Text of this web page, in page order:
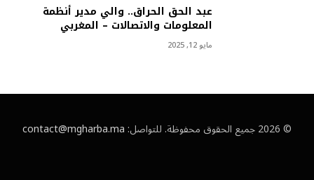
عبد الحق الحراق.. والي مدير أنظمة
المعلومات والاتصالات – المغربي
مايو 12, 2025
© 2026 جميع الحقوق محفوظة. للتواصل: contact@mgharba.ma